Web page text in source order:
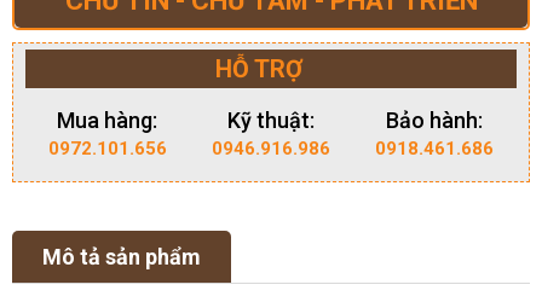
HỖ TRỢ
Mua hàng:
0972.101.656
Kỹ thuật:
0946.916.986
Bảo hành:
0918.461.686
Mô tả sản phẩm